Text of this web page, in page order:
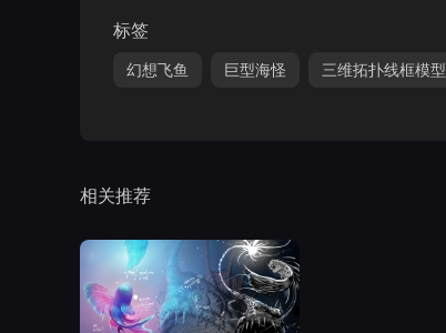
标签
幻想飞鱼 巨型海怪 三维拓扑线框模型
相关推荐